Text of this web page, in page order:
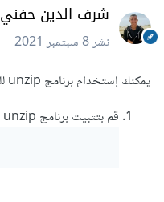
شرف الدين حفني
نشر8 سبتمبر 2021
يمكنك إستخدام برنامج unzip للقيام بهذا الأمر بإضافة العلم -l
قم بتثبيت برنامج unzip